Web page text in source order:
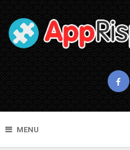
MENU